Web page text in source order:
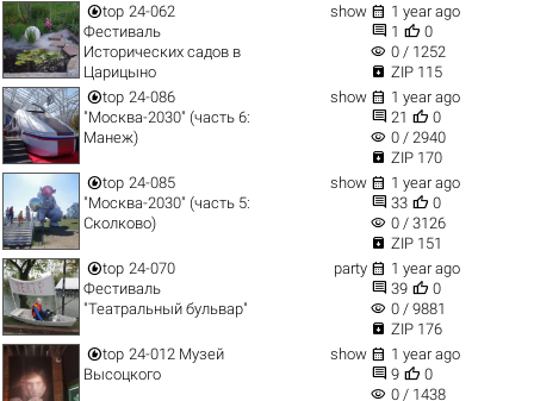
top 24-062
Фестиваль
Исторических садов в
Царицыно
show  1 year ago
 1  0
visibility 0 / 1252
 ZIP 115
top 24-086
"Москва-2030" (часть 6:
Манеж)
show  1 year ago
 21  0
visibility 0 / 2940
 ZIP 170
top 24-085
"Москва-2030" (часть 5:
Сколково)
show  1 year ago
 33  0
visibility 0 / 3126
 ZIP 151
top 24-070
Фестиваль
"Театральный бульвар"
party  1 year ago
 39  0
visibility 0 / 9881
 ZIP 176
top 24-012 Музей
Высоцкого
show  1 year ago
 9  0
visibility 0 / 1438